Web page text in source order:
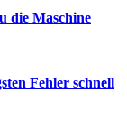
die Maschine
Fehler schnell